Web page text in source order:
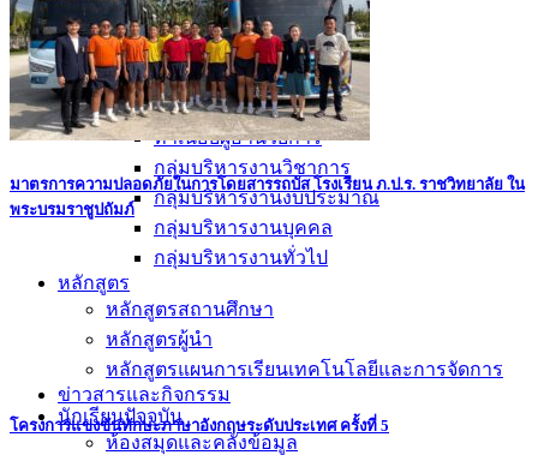
อัตลักษณ์
วิสัยทัศน์ พันธกิจ
การบริหาร
คณะผู้บริหาร
ทำเนียบผู้อำนวยการ
กลุ่มบริหารงานวิชาการ
กลุ่มบริหารงานงบประมาณ
กลุ่มบริหารงานบุคคล
กลุ่มบริหารงานทั่วไป
หลักสูตร
หลักสูตรสถานศึกษา
หลักสูตรผู้นำ
หลักสูตรแผนการเรียนเทคโนโลยีและการจัดการ
ข่าวสารและกิจกรรม
นักเรียนปัจจุบัน
ห้องสมุดและคลังข้อมูล
มาตรการความปลอดภัยในการโดยสารรถบัส โรงเรียน ภ.ป.ร. ราชวิทยาลัย ใน
พระบรมราชูปถัมภ์
โครงการแข่งขันทักษะภาษาอังกฤษระดับประเทศ ครั้งที่ 5